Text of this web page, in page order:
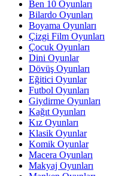
Ben 10 Oyunları
Bilardo Oyunları
Boyama Oyunları
Çizgi Film Oyunları
Çocuk Oyunları
Dini Oyunlar
Dövüş Oyunları
Eğitici Oyunlar
Futbol Oyunları
Giydirme Oyunları
Kağıt Oyunları
Kız Oyunları
Klasik Oyunlar
Komik Oyunlar
Macera Oyunları
Makyaj Oyunları